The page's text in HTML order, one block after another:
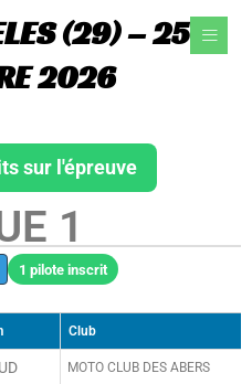
(29) – 25
2026
sur l'épreuve
1
1 pilote inscrit
Club
MOTO CLUB DES ABERS